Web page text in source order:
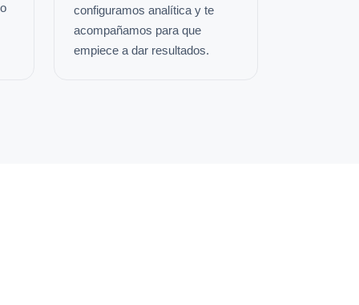
configuramos analítica y te
acompañamos para que
empiece a dar resultados.